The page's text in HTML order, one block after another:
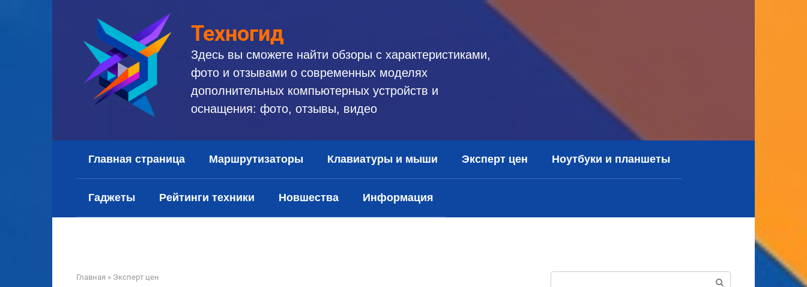
Техногид
Здесь вы сможете найти обзоры с характеристиками,
фото и отзывами о современных моделях
дополнительных компьютерных устройств и
оснащения: фото, отзывы, видео
Главная страница Маршрутизаторы Клавиатуры и мыши Эксперт цен Ноутбуки и планшеты
Гаджеты Рейтинги техники Новшества Информация
Главная » Эксперт цен